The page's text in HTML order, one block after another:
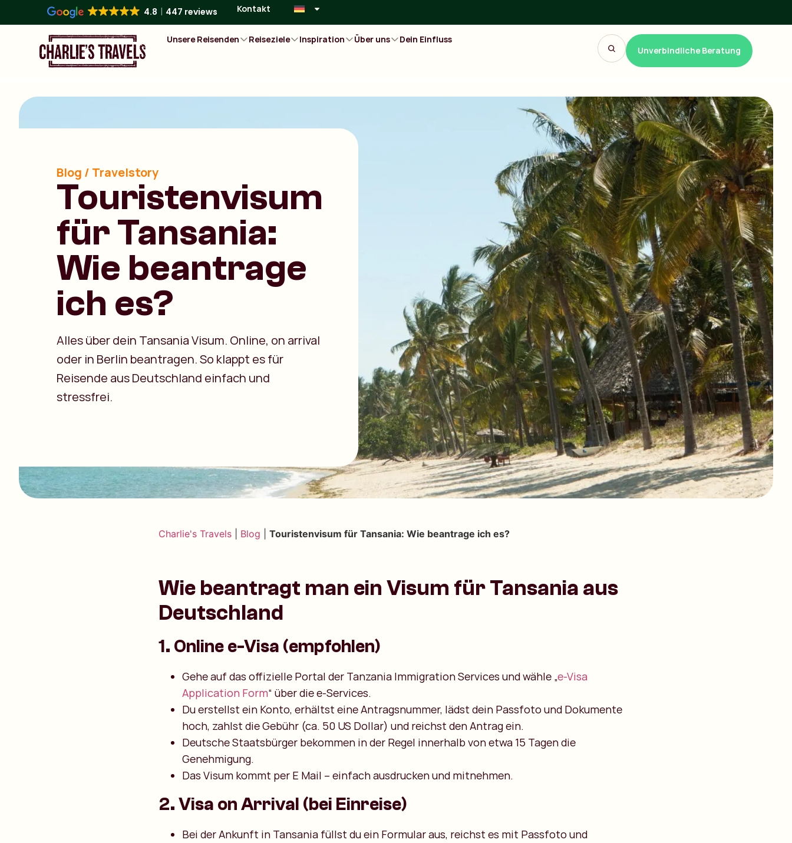
4.8 447 reviews Kontakt
Unsere Reisenden Reiseziele Inspiration Über uns
Dein Einfluss
Unverbindliche Beratung
Blog / Travelstory
Touristenvisum
für Tansania:
Wie beantrage
ich es?
Alles über dein Tansania Visum. Online, on arrival
oder in Berlin beantragen. So klappt es für
Reisende aus Deutschland einfach und
stressfrei.
Charlie's Travels| Blog Touristenvisum für Tansania: Wie beantrage ich es?
Wie beantragt man ein Visum für Tansania aus
Deutschland
1. Online e-Visa (empfohlen)
Gehe auf das offizielle Portal der Tanzania Immigration Services und wähle „e-Visa
Application Form“ über die e-Services.
Du erstellst ein Konto, erhältst eine Antragsnummer, lädst dein Passfoto und Dokumente
hoch, zahlst die Gebühr (ca. 50 US Dollar) und reichst den Antrag ein.
Deutsche Staatsbürger bekommen in der Regel innerhalb von etwa 15 Tagen die
Genehmigung.
Das Visum kommt per E Mail – einfach ausdrucken und mitnehmen.
2. Visa on Arrival (bei Einreise)
Bei der Ankunft in Tansania füllst du ein Formular aus, reichst es mit Passfoto und